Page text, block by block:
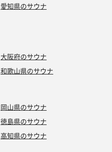
愛知県のサウナ
大阪府のサウナ
和歌山県のサウナ
岡山県のサウナ
徳島県のサウナ
高知県のサウナ